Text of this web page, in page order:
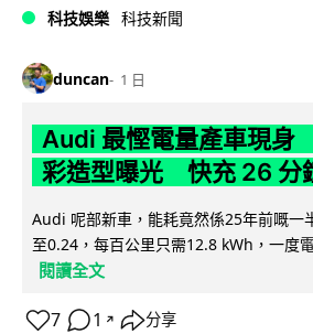
科技娛樂 科技新聞
duncan 1 日
Audi 最慳電量產車現
彩造型曝光 快充 26 分
Audi 呢部新車，能耗竟然係25年前嘅一
至0.24，每百公里只需12.8 kWh，一度
閱讀全文
7 1 ↗ 分享